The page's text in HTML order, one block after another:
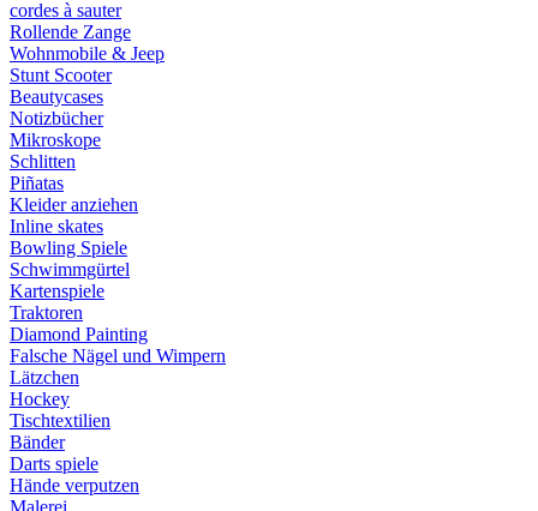
cordes à sauter
Rollende Zange
Wohnmobile & Jeep
Stunt Scooter
Beautycases
Notizbücher
Mikroskope
Schlitten
Piñatas
Kleider anziehen
Inline skates
Bowling Spiele
Schwimmgürtel
Kartenspiele
Traktoren
Diamond Painting
Falsche Nägel und Wimpern
Lätzchen
Hockey
Tischtextilien
Bänder
Darts spiele
Hände verputzen
Malerei